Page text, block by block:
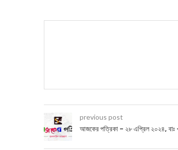
previous post
আজকের পত্রিকা – ২৮ এপ্রিল ২০২৪, বাঃ